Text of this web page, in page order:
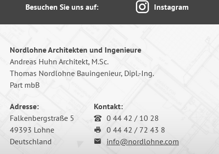
Besuchen Sie uns auf: Instagram
Nordlohne Architekten und Ingenieure
Andreas Huhn Architekt, M.Sc.
Thomas Nordlohne Bauingenieur, Dipl.-Ing.
Part mbB
Adresse:
Falkenbergstraße 5
49393 Lohne
Deutschland
Kontakt:
0 44 42 / 10 28
0 44 42 / 72 43 8
info@nordlohne.com